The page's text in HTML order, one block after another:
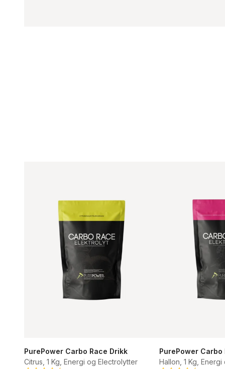
PurePower Carbo Race Drikk
Citrus, 1 Kg, Energi og Electrolytter
PurePower Carbo
Hallon, 1 Kg,